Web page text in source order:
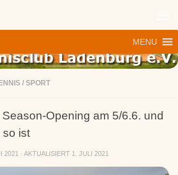
MENU
/ SPORT
Opening am 5/6.6. und
so ist
2021 · AKTUALISIERT 1. JULI 2021